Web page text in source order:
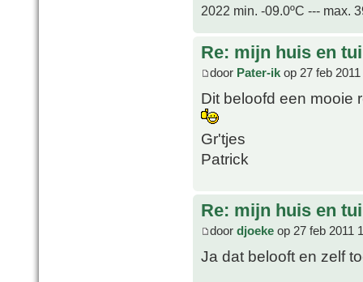
2022 min. -09.0ºC --- max.
Re: mijn huis en
door Pater-ik op 27 feb
Dit beloofd een mooie
Gr'tjes
Patrick
Re: mijn huis en
door djoeke op 27 feb 2011
Ja dat belooft en zelf